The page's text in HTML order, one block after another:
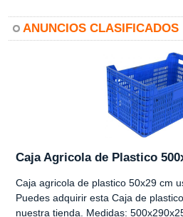
ANUNCIOS CLASIFICADOS
Caja Agricola de Plastico
Caja agricola de plastico 50x29 cm
Puedes adquirir esta Caja de
nuestra tienda. Medidas: